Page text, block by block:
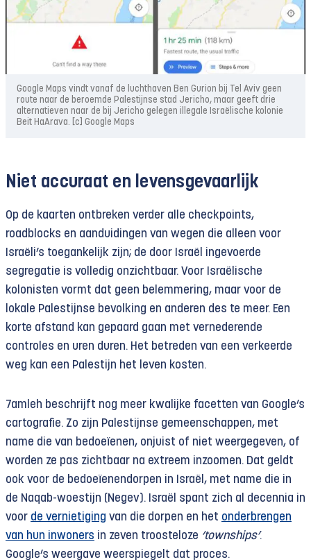
Google Maps vindt vanaf de luchthaven Ben Gurion bij Tel Aviv geen
route naar de beroemde Palestijnse stad Jericho, maar geeft drie
alternatieven naar de bij Jericho gelegen illegale Israëlische kolonie
Beit HaArava. [c] Google Maps
Niet accuraat en levensgevaarlijk
Op de kaarten ontbreken verder alle checkpoints,
roadblocks en aanduidingen van wegen die alleen voor
Israëli’s toegankelijk zijn; de door Israël ingevoerde
segregatie is volledig onzichtbaar. Voor Israëlische
kolonisten vormt dat geen belemmering, maar voor de
lokale Palestijnse bevolking en anderen des te meer. Een
korte afstand kan gepaard gaan met vernederende
controles en uren duren. Het betreden van een verkeerde
weg kan een Palestijn het leven kosten.
7amleh beschrijft nog meer kwalijke facetten van Google’s
cartografie. Zo zijn Palestijnse gemeenschappen, met
name die van bedoeïenen, onjuist of niet weergegeven, of
worden ze pas zichtbaar na extreem inzoomen. Dat geldt
ook voor de bedoeïenendorpen in Israël, met name die in
de Naqab-woestijn (Negev). Israël spant zich al decennia in
voor de vernietiging van die dorpen en het onderbrengen
van hun inwoners in zeven troosteloze ‘townships’.
Google’s weergave weerspiegelt dat proces.